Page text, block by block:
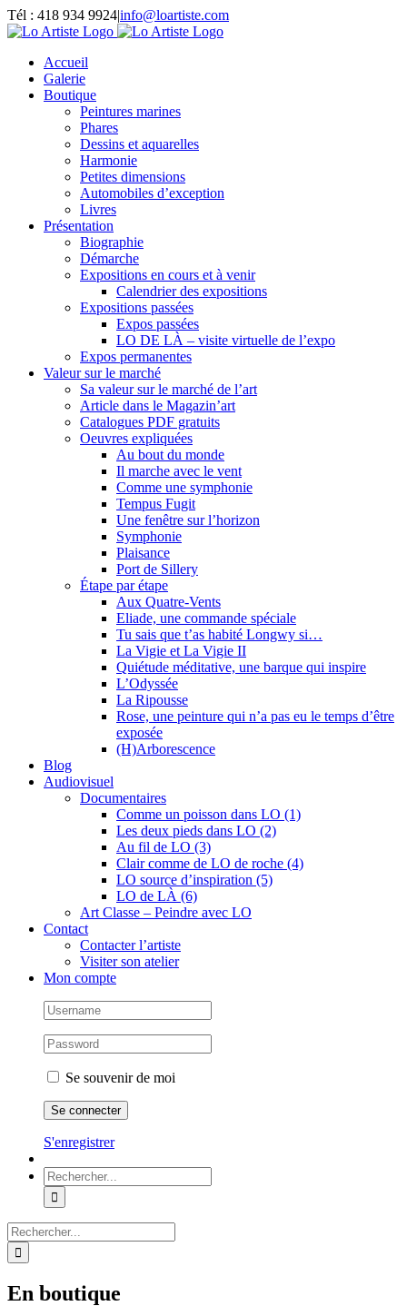
Passer
au
Tél : 418 934 9924|info@loartiste.com
Facebook
Instagram
Email
Pinterest
YouTube
Accueil
Galerie
Boutique
Peintures marines
Phares
Dessins et aquarelles
Harmonie
Petites dimensions
Automobiles d’exception
Livres
Présentation
Biographie
Démarche
Expositions en cours et à venir
Calendrier des expositions
Expositions passées
Expos passées
LO DE LÀ – visite virtuelle de l’expo
Expos permanentes
Valeur sur le marché
Sa valeur sur le marché de l’art
Article dans le Magazin’art
Catalogues PDF gratuits
Oeuvres expliquées
Au bout du monde
Il marche avec le vent
Comme une symphonie
Tempus Fugit
Une fenêtre sur l’horizon
Symphonie
Plaisance
Port de Sillery
Étape par étape
Aux Quatre-Vents
Eliade, une commande spéciale
Tu sais que t’as habité Longwy si…
La Vigie et La Vigie II
Quiétude méditative, une barque qui inspire
L’Odyssée
La Ripousse
Rose, une peinture qui n’a pas eu le temps d’être
exposée
(H)Arborescence
Blog
Audiovisuel
Documentaires
Comme un poisson dans LO (1)
Les deux pieds dans LO (2)
Au fil de LO (3)
Clair comme de LO de roche (4)
LO source d’inspiration (5)
LO de LÀ (6)
Art Classe – Peindre avec LO
Contact
Contacter l’artiste
Visiter son atelier
Mon compte
Se souvenir de moi
S'enregistrer
Rechercher:
Rechercher:
En boutique